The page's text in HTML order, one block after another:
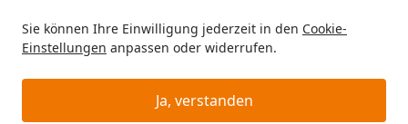
Sie können Ihre Einwilligung jederzeit in den Cookie-
Einstellungen anpassen oder widerrufen.
Ja, verstanden
Snacks